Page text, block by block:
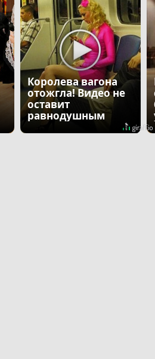
Королева вагона
отожгла! Видео не
оставит
равнодушным